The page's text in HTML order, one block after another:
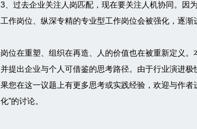
3、过去企业关注人岗匹配，现在要关注人机协同。因
工作岗位、纵深专精的专业型工作岗位会被强化，逐渐
岗位在重塑、组织在再造、人的价值也在被重新定义
并提出企业与个人可借鉴的思考路径。由于行业演进
果您在这一议题上有更多思考或实践经验，欢迎与作
化”的讨论。